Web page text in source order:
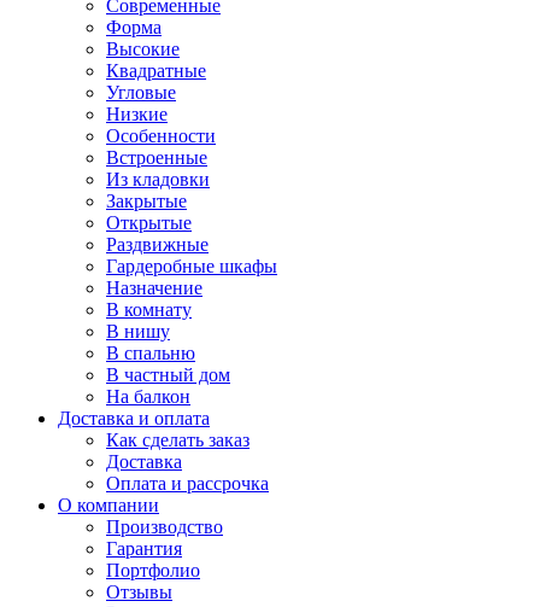
Современные
Форма
Высокие
Квадратные
Угловые
Низкие
Особенности
Встроенные
Из кладовки
Закрытые
Открытые
Раздвижные
Гардеробные шкафы
Назначение
В комнату
В нишу
В спальню
В частный дом
На балкон
Доставка и оплата
Как сделать заказ
Доставка
Оплата и рассрочка
О компании
Производство
Гарантия
Портфолио
Отзывы